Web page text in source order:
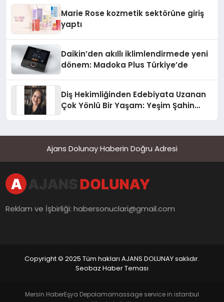
Marie Rose kozmetik sektörüne giriş
yaptı
Daikin’den akıllı iklimlendirmede yeni
dönem: Madoka Plus Türkiye’de
Diş Hekimliğinden Edebiyata Uzanan
Çok Yönlü Bir Yaşam: Yeşim Şahin
Ajans Dolunay Haberin Doğru Adresi
Reklam ve İşbirliği:habersonuclari@gmail.com
Copyright © 2025 Tüm hakları AJANS DOLUNAY saklıdır.
Seobaz Haber Teması
Mersin HaberEşya Depolamamassage service in istanbul